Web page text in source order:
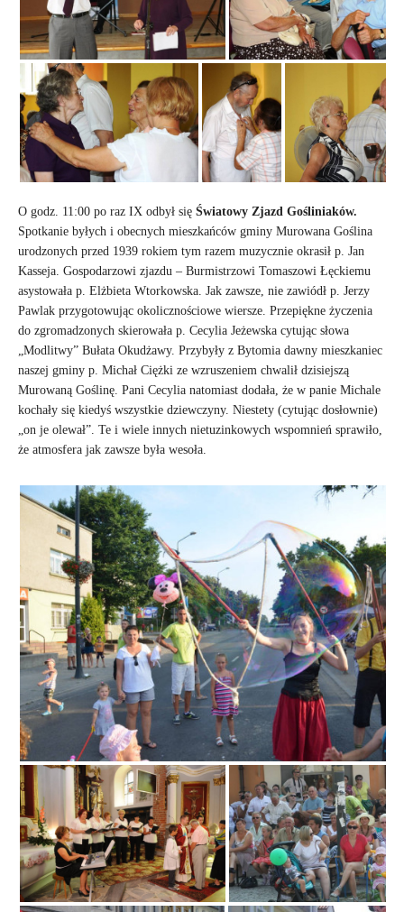
O godz. 11:00 po raz IX odbył się Światowy Zjazd Gośliniaków.
Spotkanie byłych i obecnych mieszkańców gminy Murowana Goślina
urodzonych przed 1939 rokiem tym razem muzycznie okrasił p. Jan
Kasseja. Gospodarzowi zjazdu – Burmistrzowi Tomaszowi Łęckiemu
asystowała p. Elżbieta Wtorkowska. Jak zawsze, nie zawiódł p. Jerzy
Pawlak przygotowując okolicznościowe wiersze. Przepiękne życzenia
do zgromadzonych skierowała p. Cecylia Jeżewska cytując słowa
„Modlitwy” Bułata Okudżawy. Przybyły z Bytomia dawny mieszkaniec
naszej gminy p. Michał Ciężki ze wzruszeniem chwalił dzisiejszą
Murowaną Goślinę. Pani Cecylia natomiast dodała, że w panie Michale
kochały się kiedyś wszystkie dziewczyny. Niestety (cytując dosłownie)
„on je olewał”. Te i wiele innych nietuzinkowych wspomnień sprawiło,
że atmosfera jak zawsze była wesoła.